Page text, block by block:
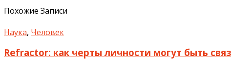
Похожие Записи
Наука, Человек
Refractor: как черты личности могут быть